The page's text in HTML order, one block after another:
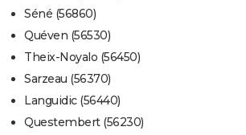
Séné (56860)
Quéven (56530)
Theix-Noyalo (56450)
Sarzeau (56370)
Languidic (56440)
Questembert (56230)